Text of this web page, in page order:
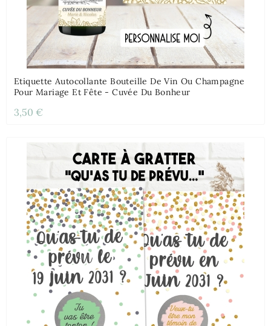
Etiquette Autocollante Bouteille De Vin Ou Champagne
Pour Mariage Et Fête - Cuvée Du Bonheur
3,50 €